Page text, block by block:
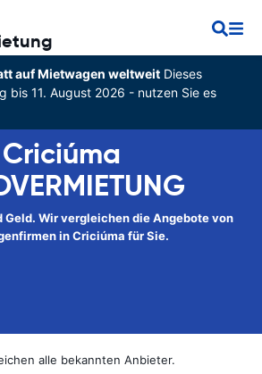
auf Mietwagen weltweitDieses
bis 11. August 2026 - nutzen Sie es
Criciúma
Geld. Wir vergleichen die Angebote von
in Criciúma für Sie.
alle bekannten Anbieter.